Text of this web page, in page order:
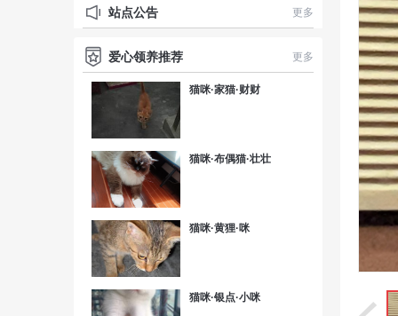
站点公告 更多
爱心领养推荐 更多
猫咪·家猫·财财
猫咪·布偶猫·壮壮
猫咪·黄狸·咪
猫咪·银点·小咪